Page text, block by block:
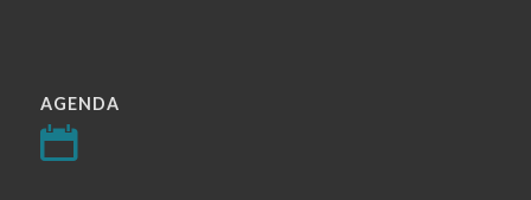
AGENDA